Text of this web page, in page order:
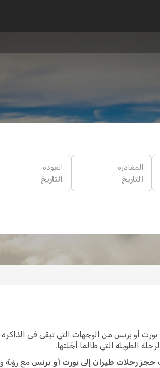
المغادرة
التاريخ
العودة
التاريخ
أو برنس من الوجهات التي تبقى في الذاكرة
الطويلة التي طالما أجّلتها.
حجز رحلات طيران إلى بورت أو برنس مع رؤية